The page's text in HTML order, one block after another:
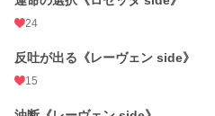
24
反吐が出る《レーヴェン side》
15